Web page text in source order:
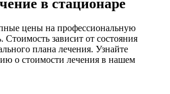
в стационаре
цены на профессиональную
зависит от состояния
плана лечения. Узнайте
о стоимости лечения в нашем